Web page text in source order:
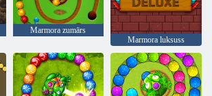
Marmora zumārs
Marmora luksuss